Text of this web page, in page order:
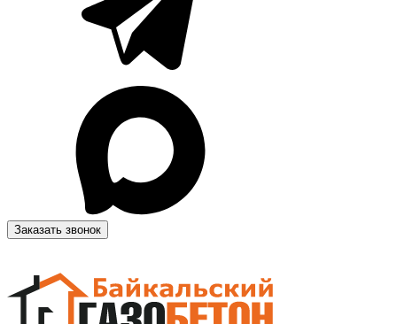
Заказать звонок